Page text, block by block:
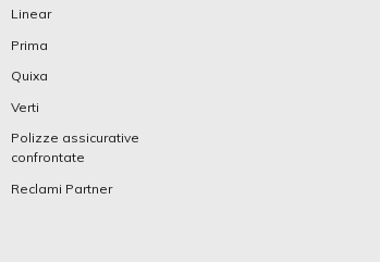
Linear
Prima
Quixa
Verti
Polizze assicurative
confrontate
Reclami Partner